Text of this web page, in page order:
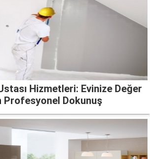
Hizmetleri: Evinize Değer
Profesyonel Dokunuş